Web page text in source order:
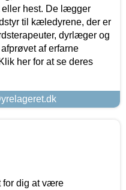
eller hest. De lægger
til kæledyrene, der er
dyrlæger og
af erfarne
her for at se deres
for dig at være